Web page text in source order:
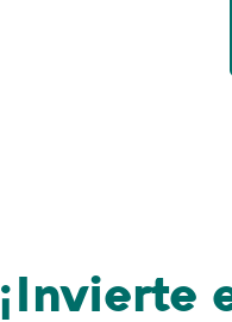
¡Invierte